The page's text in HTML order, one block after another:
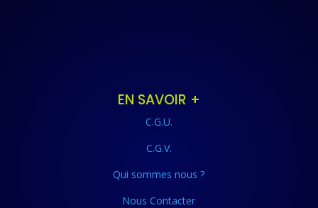
EN SAVOIR +
C.G.U.
C.G.V.
Qui sommes nous ?
Nous Contacter